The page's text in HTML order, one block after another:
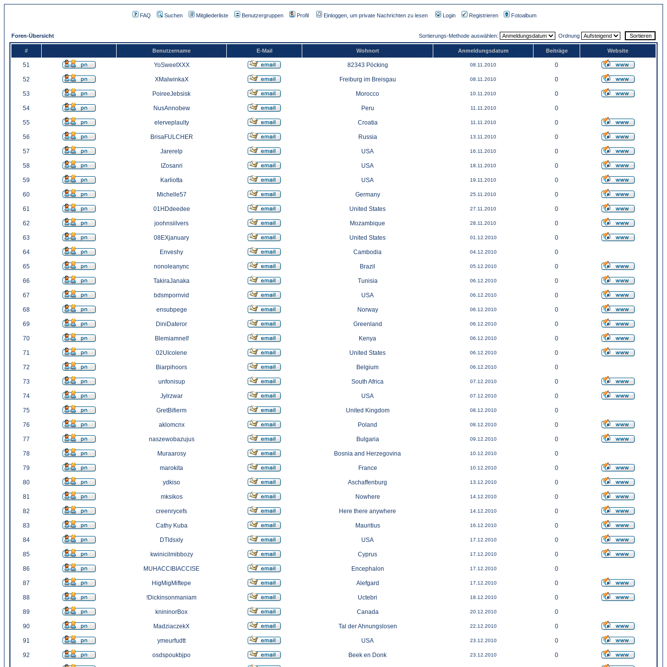
FAQ Suchen Mitgliederliste Benutzergruppen Profil Einloggen, um private Nachrichten zu lesen Login Registrieren Fotoalbum
Foren-Übersicht Sortierungs-Methode auswählen: Ordnung
# Benutzername E-Mail Wohnort Anmeldungsdatum Beiträge Website
51 YoSweetXXX 82343 Pöcking 08.11.2010 0
52 XMalwinkaX Freiburg im Breisgau 08.11.2010 0
53 PoireeJebsisk Morocco 10.11.2010 0
54 NusAnnobew Peru 11.11.2010 0
55 elerveplaulty Croatia 11.11.2010 0
56 BrisaFULCHER Russia 13.11.2010 0
57 Jarerelp USA 16.11.2010 0
58 IZosanri USA 18.11.2010 0
59 Karliotta USA 19.11.2010 0
60 Michelle57 Germany 25.11.2010 0
61 01HDdeedee United States 27.11.2010 0
62 joohnsiilvers Mozambique 28.11.2010 0
63 08EXjanuary United States 01.12.2010 0
64 Enveshy Cambodia 04.12.2010 0
65 nonoleanync Brazil 05.12.2010 0
66 TakiraJanaka Tunisia 06.12.2010 0
67 bdsmpornvid USA 06.12.2010 0
68 ensubpege Norway 06.12.2010 0
69 DiniDateror Greenland 06.12.2010 0
70 Blemiamnelf Kenya 06.12.2010 0
71 02UIcolene United States 06.12.2010 0
72 Biarpihoors Belgium 06.12.2010 0
73 unfonisup South Africa 07.12.2010 0
74 Jylrzwar USA 07.12.2010 0
75 GretBifierm United Kingdom 08.12.2010 0
76 aklomcnx Poland 08.12.2010 0
77 naszewobazujus Bulgaria 09.12.2010 0
78 Muraarosy Bosnia and Herzegovina 10.12.2010 0
79 marokita France 10.12.2010 0
80 ydkiso Aschaffenburg 13.12.2010 0
81 mksikos Nowhere 14.12.2010 0
82 creenrycefs Here there anywhere 14.12.2010 0
83 Cathy Kuba Mauritius 16.12.2010 0
84 DTldsxly USA 17.12.2010 0
85 kwinicilmibbozy Cyprus 17.12.2010 0
86 MUHACCIBIACCISE Encephalon 17.12.2010 0
87 HigMigMiftepe Alefgard 17.12.2010 0
88 !Dickinsonmaniam Uctebri 18.12.2010 0
89 knininorBox Canada 20.12.2010 0
90 MadziaczekX Tal der Ahnungslosen 22.12.2010 0
91 ymeurfudtt USA 23.12.2010 0
92 osdspoukbjpo Beek en Donk 23.12.2010 0